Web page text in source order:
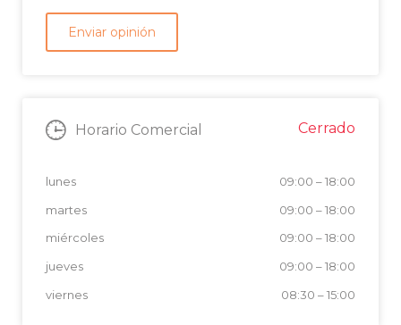
Horario Comercial Cerrado
lunes 09:00 –18:00
martes
09:00 –18:00
miércoles
09:00 –18:00
jueves
09:00 –18:00
viernes
08:30 –15:00